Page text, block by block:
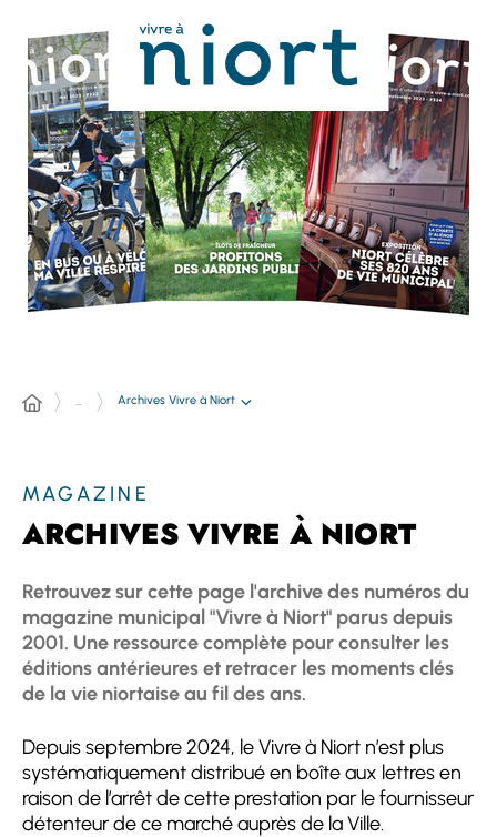
... Archives Vivre à Niort
MAGAZINE
ARCHIVES VIVRE À NIORT
Retrouvez sur cette page l'archive des numéros du
magazine municipal "Vivre à Niort" parus depuis
2001. Une ressource complète pour consulter les
éditions antérieures et retracer les moments clés
de la vie niortaise au fil des ans.
Depuis septembre 2024, le Vivre à Niort n’est plus
systématiquement distribué en boîte aux lettres en
raison de l’arrêt de cette prestation par le fournisseur
détenteur de ce marché auprès de la Ville.